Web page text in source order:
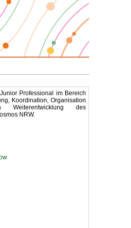
Professional im Bereich
Koordination, Organisation
Weiterentwicklung des
NRW.